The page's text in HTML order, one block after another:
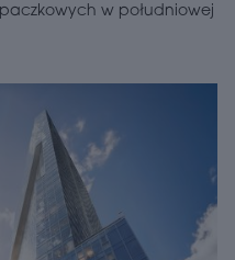
w południowej